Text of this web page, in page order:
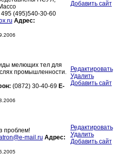
495 (495)540-30-60
Адрес:
Добавить сайт
мелющих тел для
промышленности.
(0872) 30-40-69 E-
Редактировать
Удалить
Добавить сайт
проблем!
mail.ru Адрес:
Редактировать
Удалить
Добавить сайт